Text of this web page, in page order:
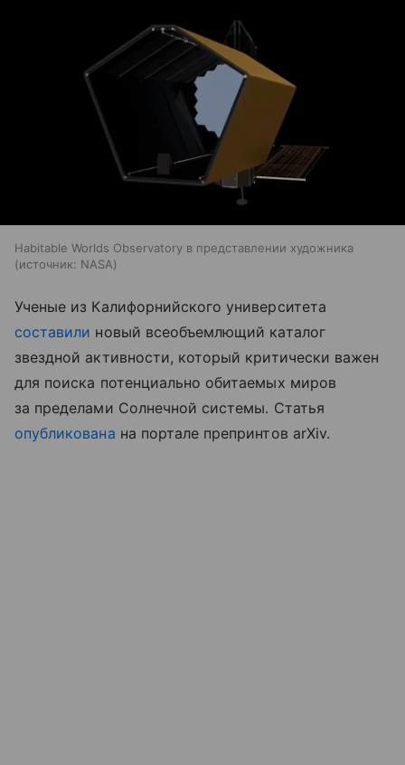
Habitable Worlds Observatory в представлении художника
источник: NASA
Ученые из Калифорнийского университета
составили новый всеобъемлющий каталог
звездной активности, который критически важен
для поиска потенциально обитаемых миров
за пределами Солнечной системы. Статья
опубликована на портале препринтов arXiv.